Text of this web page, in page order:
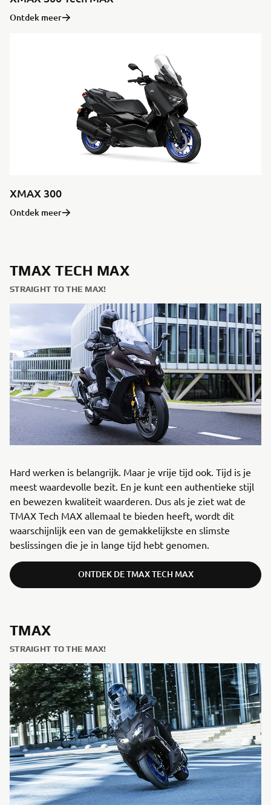
Ontdek meer
XMAX 300
Ontdek meer
TMAX TECH MAX
STRAIGHT TO THE MAX!
Hard werken is belangrijk. Maar je vrije tijd ook. Tijd is je
meest waardevolle bezit. En je kunt een authentieke stijl
en bewezen kwaliteit waarderen. Dus als je ziet wat de
TMAX Tech MAX allemaal te bieden heeft, wordt dit
waarschijnlijk een van de gemakkelijkste en slimste
beslissingen die je in lange tijd hebt genomen.
ONTDEK DE TMAX TECH MAX
TMAX
STRAIGHT TO THE MAX!